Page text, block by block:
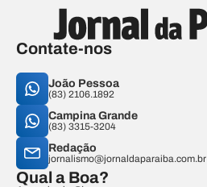
Contate-nos
João Pessoa
(83) 2106.1892
Campina Grande
(83) 3315-3204
Redação
jornalismo@jornaldaparaiba.com.br
Qual a Boa?